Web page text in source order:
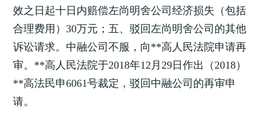
效之日起十日内赔偿左尚明舍公司经济损失（包括
合理费用）30万元；五、驳回左尚明舍公司的其他
诉讼请求。中融公司不服，向**高人民法院申请再
审。**高人民法院于2018年12月29日作出（2018）
**高法民申6061号裁定，驳回中融公司的再审申
请。